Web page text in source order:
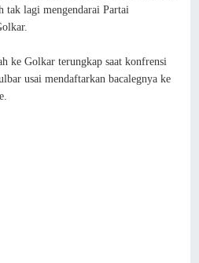
tak lagi mengendarai Partai
ke Golkar terungkap saat konfrensi
usai mendaftarkan bacalegnya ke